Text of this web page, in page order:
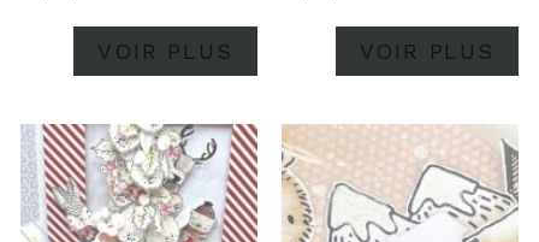
VOIR PLUS VOIR PLUS